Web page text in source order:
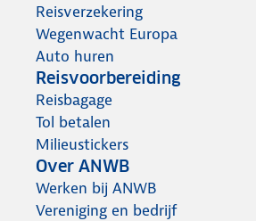
Reisverzekering
Wegenwacht Europa
Auto huren
Reisvoorbereiding
Reisbagage
Tol betalen
Milieustickers
Over ANWB
Werken bij ANWB
Vereniging en bedrijf